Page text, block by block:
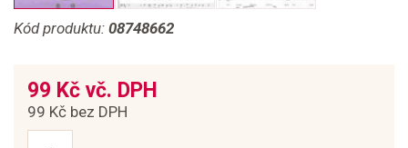
Kód produktu: 08748662
99 Kč vč. DPH
99 Kč bez DPH